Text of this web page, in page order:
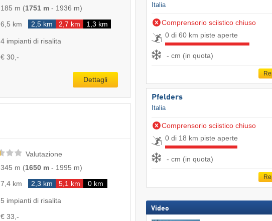
185 m (1751 m - 1936 m)
6,5 km
2,5 km 2,7 km 1,3 km
4 impianti di risalita
€ 30,-
Dettagli
Valutazione
345 m (1650 m - 1995 m)
7,4 km
2,3 km 5,1 km 0 km
5 impianti di risalita
€ 33,-
Italia
Comprensorio sciistico chiuso
0 di 60 km piste aperte
- cm (in quota)
Pfelders
Italia
Comprensorio sciistico chiuso
0 di 18 km piste aperte
- cm (in quota)
Video